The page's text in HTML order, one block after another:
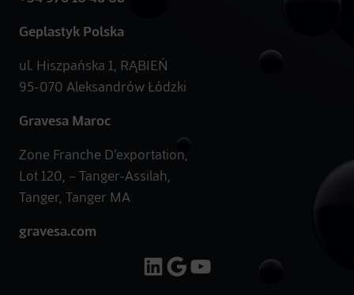
Geplastyk Polska
ul. Hiszpańska 1, RĄBIEŃ
95-070 Aleksandrów Łódzki
Gravesa Maroc
Zone Franche D’exportation,
Lot 120, – Tanger-Assilah,
Tanger, Tanger MA
gravesa.com
LinkedIn
Google
YouTube